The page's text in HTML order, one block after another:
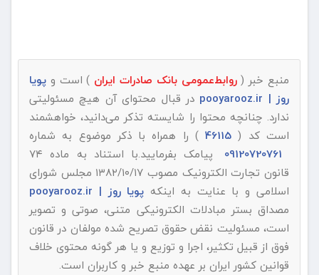
منبع خبر (روابط‌عمومی بانک صادرات ایران ) است و پویا
روز | pooyarooz.ir
در قبال محتوای آن هیچ مسئولیتی
ندارد. چنانچه محتوا را شایسته تذکر می‌دانید، خواهشمند
است کد (46115
) را همراه با ذکر موضوع به شماره
پیامک بفرمایید.با استناد به ماده ۷۴
قانون تجارت الکترونیک مصوب ۱۳۸۲/۱۰/۱۷ مجلس شورای
اسلامی و با عنایت به اینکه پویا روز | pooyarooz.ir
مصداق بستر مبادلات الکترونیکی متنی، صوتی و تصویر
است، مسئولیت نقض حقوق تصریح شده مولفان در قانون
فوق از قبیل تکثیر، اجرا و توزیع و یا هر گونه محتوی خلاف
قوانین کشور ایران بر عهده منبع خبر و کاربران است.